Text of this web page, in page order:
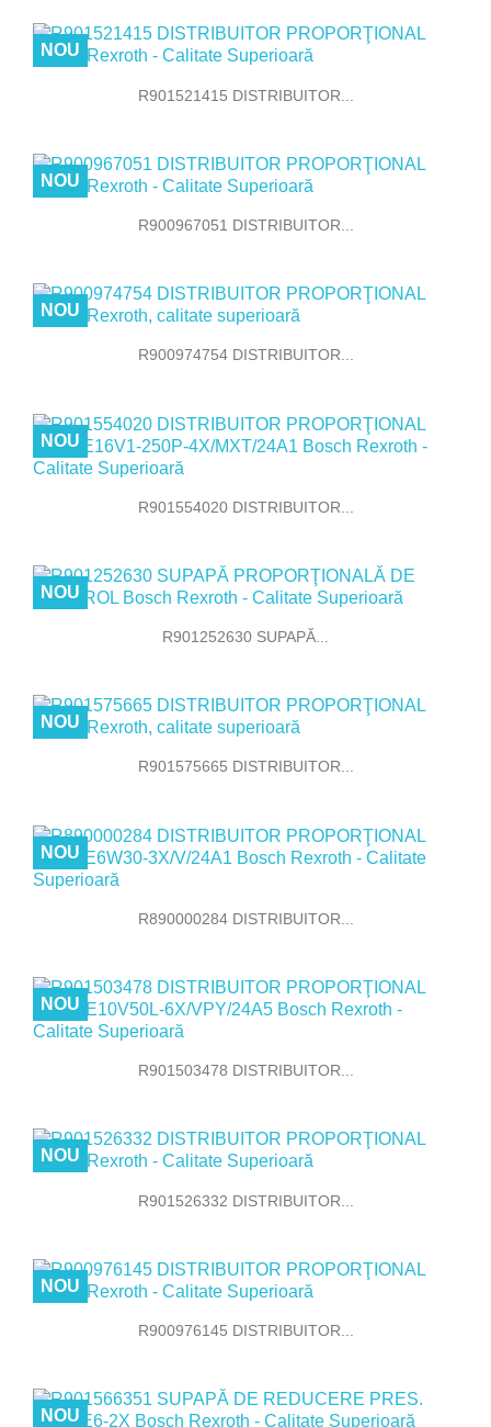
R901521415 DISTRIBUITOR...
NOU
R900967051 DISTRIBUITOR...
NOU
R900974754 DISTRIBUITOR...
NOU
R901554020 DISTRIBUITOR...
NOU
R901252630 SUPAPĂ...
NOU
R901575665 DISTRIBUITOR...
NOU
R890000284 DISTRIBUITOR...
NOU
R901503478 DISTRIBUITOR...
NOU
R901526332 DISTRIBUITOR...
NOU
R900976145 DISTRIBUITOR...
NOU
NOU